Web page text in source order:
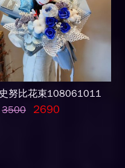
史努比花束108061011
3500
2690